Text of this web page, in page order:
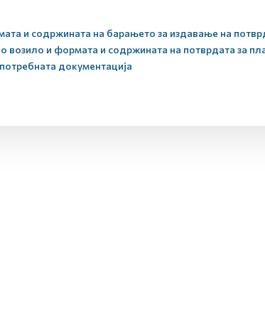
и содржината на барањето за издавање на
возило и формата и содржината на потврдата за
документација